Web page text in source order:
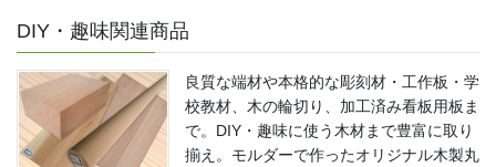
DIY・趣味関連商品
良質な端材や本格的な彫刻材・工作板・学
校教材、木の輪切り、加工済み看板用板ま
で。DIY・趣味に使う木材まで豊富に取り
揃え。モルダーで作ったオリジナル木製丸